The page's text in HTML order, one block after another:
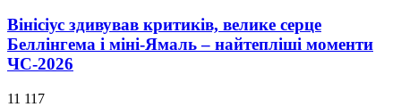
Вінісіус здивував критиків, велике серце
Беллінгема і міні-Ямаль – найтепліші моменти
ЧС-2026
11 117